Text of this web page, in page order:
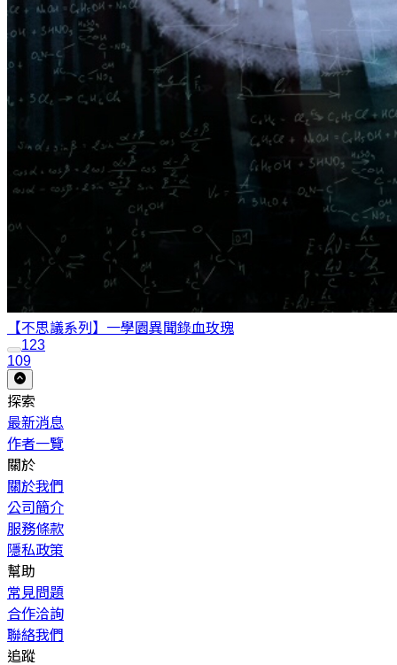
【不思議系列】一學園異聞錄血玫瑰
123
109
探索
最新消息
作者一覽
關於
關於我們
公司簡介
服務條款
隱私政策
幫助
常見問題
合作洽詢
聯絡我們
追蹤